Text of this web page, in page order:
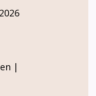
og et
af frivillige fra
Hygge og
og quizzer,
gåture og
|